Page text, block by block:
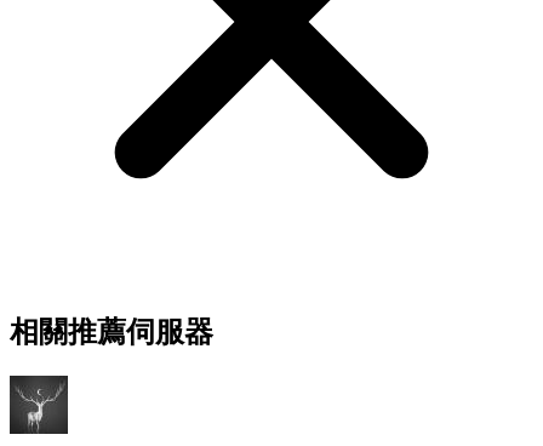
相關推薦伺服器